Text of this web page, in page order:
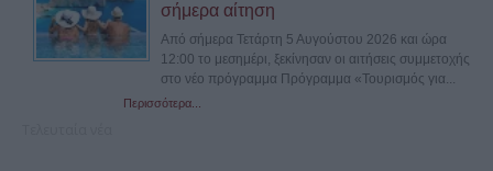
σήμερα αίτηση
Από σήμερα Τετάρτη 5 Αυγούστου 2026 και ώρα
12:00 το μεσημέρι, ξεκίνησαν οι αιτήσεις συμμετοχής
στο νέο πρόγραμμα Πρόγραμμα «Τουρισμός για...
Περισσότερα...